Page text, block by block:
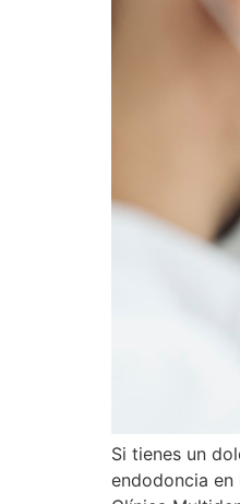
Si tienes un
endodoncia